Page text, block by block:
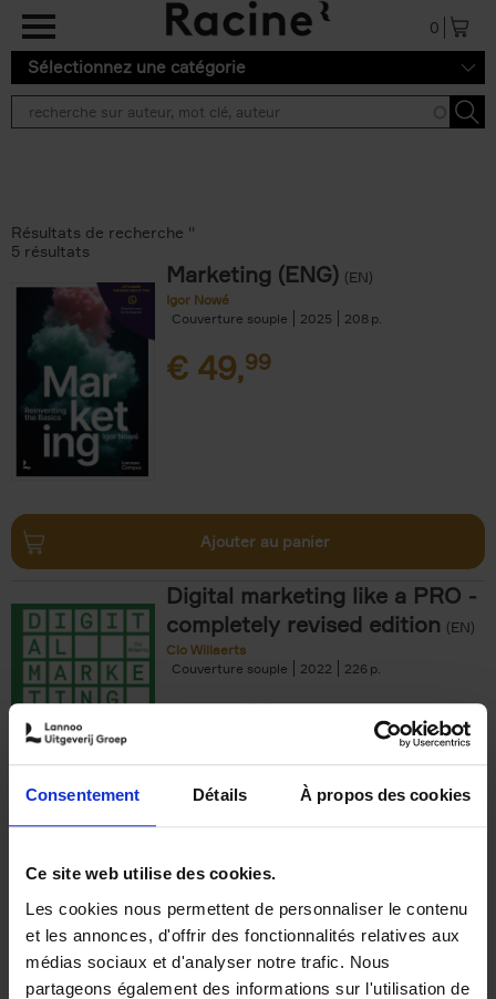
Consentement Détails À propos des cookies
Ce site web utilise des cookies.
Les cookies nous permettent de personnaliser le contenu
et les annonces, d'offrir des fonctionnalités relatives aux
médias sociaux et d'analyser notre trafic. Nous
partageons également des informations sur l'utilisation de
Aller au contenu principal
0
Sélectionnez une catégorie
Résultats de recherche ''
5 résultats
Marketing (ENG) (EN)
Igor Nowé
Couverture souple
2025 208
€ 49,99
Ajouter au panier
Digital marketing like a PRO -
completely revised edition (EN)
Clo Willaerts
Couverture souple
2022 226
€35,50
The Offer You Can't
Refuse
Steven Van Belleghem
Couverture souple
2020 256